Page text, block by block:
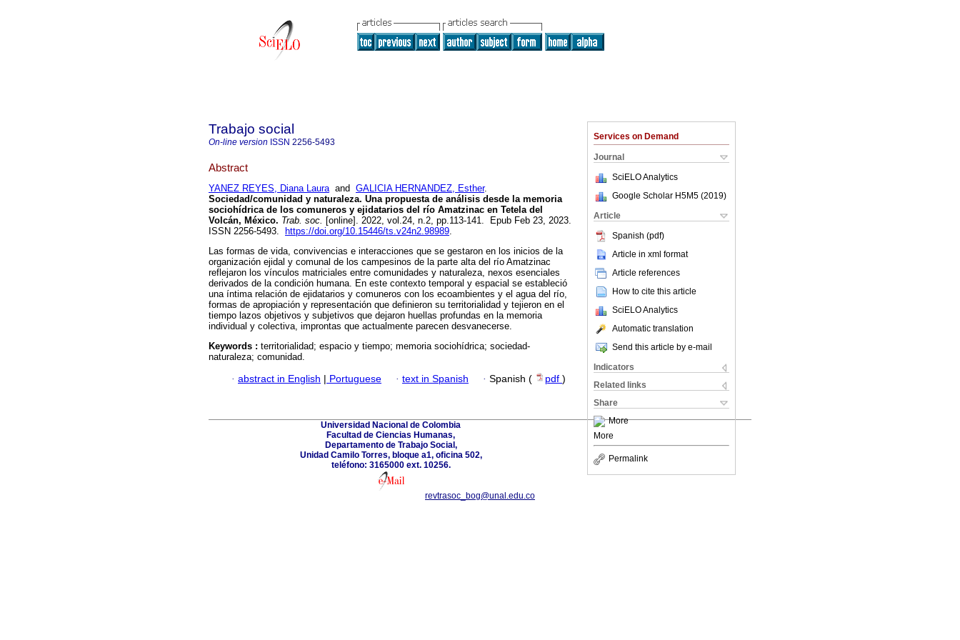
Services on Demand
Journal
SciELO Analytics
Google Scholar H5M5 (2019)
Article
Spanish (pdf)
Article in xml format
Article references
How to cite this article
SciELO Analytics
Automatic translation
Send this article by e-mail
Indicators
Related links
Share
More
More
Permalink
Trabajo social
On-line version ISSN 2256-5493
Abstract
YANEZ REYES, Diana Lauraand GALICIA HERNANDEZ, Esther.
Sociedad/comunidad y naturaleza. Una propuesta de análisis desde la memoria
sociohídrica de los comuneros y ejidatarios del río Amatzinac en Tetela del
Volcán, México. Trab. soc. [online]. 2022, vol.24, n.2, pp.113-141. Epub Feb 23, 2023.
ISSN 2256-5493.
https://doi.org/10.15446/ts.v24n2.98989.
Las formas de vida, convivencias e interacciones que se gestaron en los inicios de la
organización ejidal y comunal de los campesinos de la parte alta del río Amatzinac
reflejaron los vínculos matriciales entre comunidades y naturaleza, nexos esenciales
derivados de la condición humana. En este contexto temporal y espacial se estableció
una íntima relación de ejidatarios y comuneros con los ecoambientes y el agua del río,
formas de apropiación y representación que definieron su territorialidad y tejieron en el
tiempo lazos objetivos y subjetivos que dejaron huellas profundas en la memoria
individual y colectiva, improntas que actualmente parecen desvanecerse.
Keywords : territorialidad; espacio y tiempo; memoria sociohídrica; sociedad-
naturaleza; comunidad.
· abstract in English | Portuguese · text in Spanish · Spanish ( pdf )
Universidad Nacional de Colombia
Facultad de Ciencias Humanas,
Departamento de Trabajo Social,
Unidad Camilo Torres, bloque a1, oficina 502,
teléfono: 3165000 ext. 10256.
revtrasoc_bog@unal.edu.co